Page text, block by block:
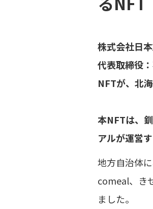
株式会社日
代表取締役
NFTが、北
本NFTは、
アルが運営
地方自治体
comeal、き
ました。